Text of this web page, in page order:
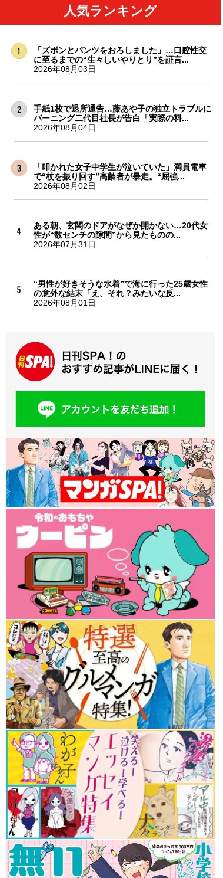
人気ランキング
「ズボンとパンツをおろしました」…口腔性交
に至るまでの“生々しいやりとり”を証言...
2026年08月03日
手紙1枚で退所通告…藤あや子の独立トラブルに
バーニング二代目社長が告白「実際の料...
2026年08月04日
「叩かれた女子中学生が泣いていた」満員電車
で“杖を振り回す”高齢者が暴走。“屈強...
2026年08月02日
ある朝、玄関のドアがなぜか開かない…20代女
性が“数センチの隙間”から見たものの...
2026年07月31日
“男性が好きそうな水着”で海に行った25歳女性
の意外な結末「え、それ？みたいな反...
2026年08月01日